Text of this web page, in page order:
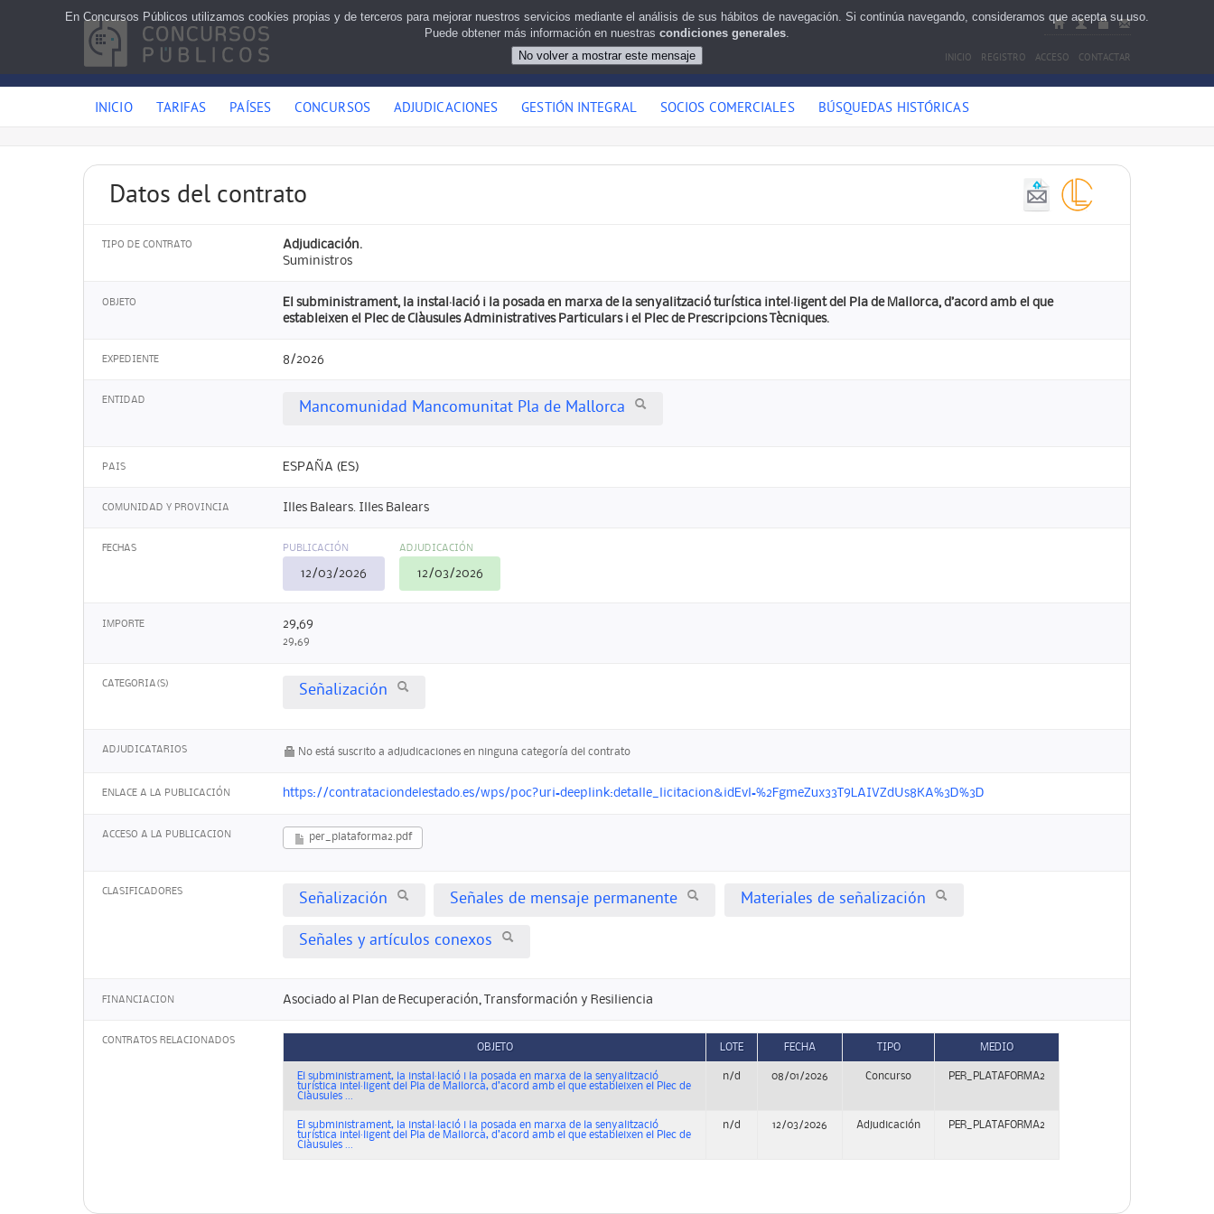
INICIO REGISTRO ACCESO CONTACTAR
INICIO TARIFAS PAÍSES CONCURSOS ADJUDICACIONES GESTIÓN INTEGRAL SOCIOS COMERCIALES BÚSQUEDAS HISTÓRICAS
Datos del contrato
TIPO DE CONTRATO
Adjudicación.
Suministros
OBJETO
El subministrament, la instal·lació i la posada en marxa de la senyalització turística intel·ligent del Pla de Mallorca, d’acord amb el que
estableixen el Plec de Clàusules Administratives Particulars i el Plec de Prescripcions Tècniques.
EXPEDIENTE 8/2026
ENTIDAD Mancomunidad Mancomunitat Pla de Mallorca
PAIS ESPAÑA (ES)
COMUNIDAD Y PROVINCIA Illes Balears. Illes Balears
FECHAS PUBLICACIÓN
12/03/2026
ADJUDICACIÓN
12/03/2026
IMPORTE 29,69
29,69
CATEGORIA(S) Señalización
ADJUDICATARIOS No está suscrito a adjudicaciones en ninguna categoría del contrato
ENLACE A LA PUBLICACIÓN https://contrataciondelestado.es/wps/poc?uri=deeplink:detalle_licitacion&idEvl=%2FgmeZux33T9LAIVZdUs8KA%3D%3D
ACCESO A LA PUBLICACION per_plataforma2.pdf
CLASIFICADORES Señalización Señales de mensaje permanente Materiales de señalización
Señales y artículos conexos
FINANCIACION Asociado al Plan de Recuperación, Transformación y Resiliencia
CONTRATOS RELACIONADOS
OBJETO LOTE FECHA TIPO MEDIO
El subministrament, la instal·lació i la posada en marxa de la senyalització
turística intel·ligent del Pla de Mallorca, d’acord amb el que estableixen el Plec de
Clàusules ...
n/d 08/01/2026 Concurso PER_PLATAFORMA2
El subministrament, la instal·lació i la posada en marxa de la senyalització
turística intel·ligent del Pla de Mallorca, d’acord amb el que estableixen el Plec de
Clàusules ...
n/d 12/03/2026 Adjudicación PER_PLATAFORMA2
En Concursos Públicos utilizamos cookies propias y de terceros para mejorar nuestros servicios mediante el análisis de sus hábitos de navegación. Si continúa navegando, consideramos que acepta su uso.
Puede obtener más información en nuestras condiciones generales.